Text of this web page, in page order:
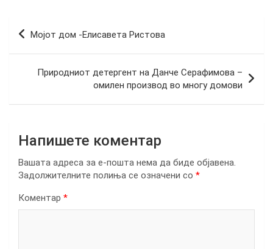
Навигација
на
напис
Мојот дом -Елисавета Ристова
Природниот детергент на Данче Серафимова –
омилен производ во многу домови
Напишете коментар
Вашата адреса за е-пошта нема да биде објавена.
Задолжителните полиња се означени со *
Коментар *